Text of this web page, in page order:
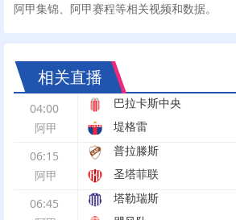
阿甲集锦、阿甲赛程等相关视频和数据。
相关直播
04:00
阿甲
巴拉卡斯中央
堤格雷
06:15
阿甲
普拉滕斯
圣塔菲联
06:45
塔勒瑞斯